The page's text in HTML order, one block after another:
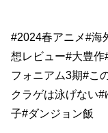
#2024春アニメ#海
想レビュー#大豊
フォニアム3期#こ
クラゲは泳げない
子#ダンジョン飯